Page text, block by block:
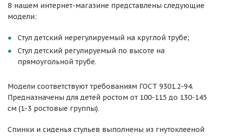
В нашем интернет-магазине представлены следующие
модели:
Стул детский нерегулируемый на круглой трубе;
Стул детский регулируемый по высоте на
прямоугольной трубе.
Модели соответствуют требованиям ГОСТ 9301.2-94.
Предназначены для детей ростом от 100-115 до 130-145
см (1-3 ростовые группы).
Спинки и сиденья стульев выполнены из гнутоклееной